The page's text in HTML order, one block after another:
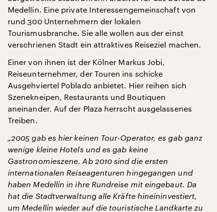
Medellín. Eine private Interessengemeinschaft von
rund 300 Unternehmern der lokalen
Tourismusbranche. Sie alle wollen aus der einst
verschrienen Stadt ein attraktives Reiseziel machen.
Einer von ihnen ist der Kölner Markus Jobi,
Reiseunternehmer, der Touren ins schicke
Ausgehviertel Poblado anbietet. Hier reihen sich
Szenekneipen, Restaurants und Boutiquen
aneinander. Auf der Plaza herrscht ausgelassenes
Treiben.
„2005 gab es hier keinen Tour-Operator, es gab ganz
wenige kleine Hotels und es gab keine
Gastronomieszene. Ab 2010 sind die ersten
internationalen Reiseagenturen hingegangen und
haben Medellín in ihre Rundreise mit eingebaut. Da
hat die Stadtverwaltung alle Kräfte hineininvestiert,
um Medellín wieder auf die touristische Landkarte zu